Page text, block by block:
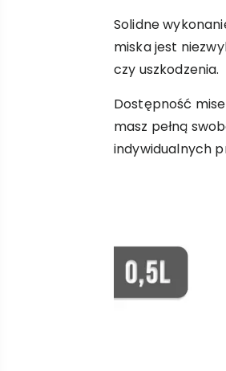
Solidne
miska jest
czy uszkodzenia.
Dostępność
masz pełną
indywidualnych